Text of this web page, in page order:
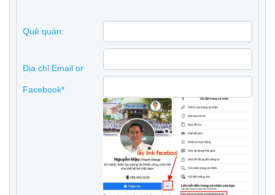
Quê quán:
Địa chỉ Email or
Facebook*